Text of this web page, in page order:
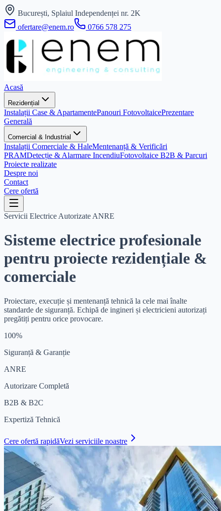
București, Splaiul Independenței nr. 2K
ofertare@enem.ro
0766 578 275
Acasă
Rezidențial
Instalații Case & ApartamentePanouri FotovoltaicePrezentare
Generală
Comercial & Industrial
Instalații Comerciale & HaleMentenanță & Verificări
PRAMDetecție & Alarmare IncendiuFotovoltaice B2B & Parcuri
Proiecte realizate
Despre noi
Contact
Cere ofertă
Servicii Electrice Autorizate ANRE
Sisteme electrice profesionale
pentru proiecte rezidențiale &
comerciale
Proiectare, execuție și mentenanță tehnică la cele mai înalte
standarde de siguranță. Echipă de ingineri și electricieni autorizați
pregătiți pentru orice provocare.
100%
Siguranță & Garanție
ANRE
Autorizare Completă
B2B & B2C
Expertiză Tehnică
Cere ofertă rapidăVezi serviciile noastre